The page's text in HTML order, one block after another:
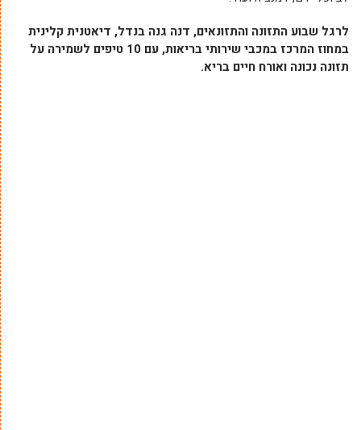
לרגל שבוע התזונה והתזונאים, דנה גנה בנדל, דיאטנית קלינית
במחוז המרכז במכבי שירותי בריאות, עם 10 טיפים לשמירה על
תזונה נכונה ואורח חיים בריא.